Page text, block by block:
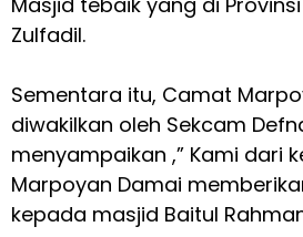
Zulfadil.
Sementara itu, Camat
diwakilkan oleh Sekcam
menyampaikan ,” Kami dari
Marpoyan Damai
kepada masjid Baitul